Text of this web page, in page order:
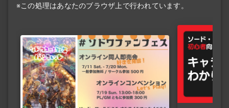
※この処理はあなたのブラウザ上で行われています。